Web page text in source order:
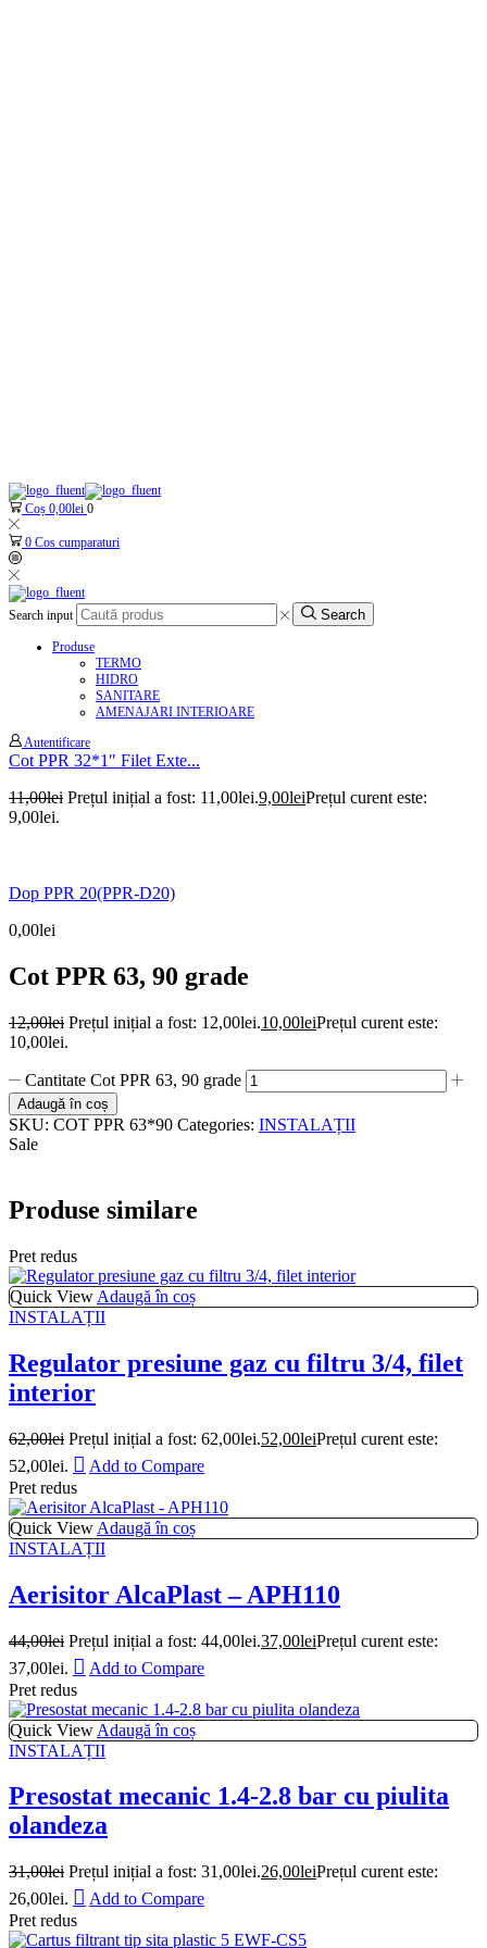
Coș 0,00lei 0
0 Cos cumparaturi
Search input Search
Produse
TERMO
HIDRO
SANITARE
AMENAJARI INTERIOARE
Autentificare
Cot PPR 32*1″ Filet Exte...
11,00lei Prețul inițial a fost: 11,00lei.9,00leiPrețul curent este:
9,00lei.
Dop PPR 20(PPR-D20)
0,00lei
Cot PPR 63, 90 grade
12,00lei Prețul inițial a fost: 12,00lei.10,00leiPrețul curent este:
10,00lei.
Cantitate Cot PPR 63, 90 grade
Adaugă în coș
SKU: COT PPR 63*90 Categories: INSTALAȚII
Sale
Produse similare
Pret redus
Quick View Adaugă în coș
INSTALAȚII
Regulator presiune gaz cu filtru 3/4, filet
interior
62,00lei Prețul inițial a fost: 62,00lei.52,00leiPrețul curent este:
52,00lei.
Add to Compare
Pret redus
Quick View Adaugă în coș
INSTALAȚII
Aerisitor AlcaPlast – APH110
44,00lei Prețul inițial a fost: 44,00lei.37,00leiPrețul curent este:
37,00lei.
Add to Compare
Pret redus
Quick View Adaugă în coș
INSTALAȚII
Presostat mecanic 1.4-2.8 bar cu piulita
olandeza
31,00lei Prețul inițial a fost: 31,00lei.26,00leiPrețul curent este:
26,00lei.
Add to Compare
Pret redus